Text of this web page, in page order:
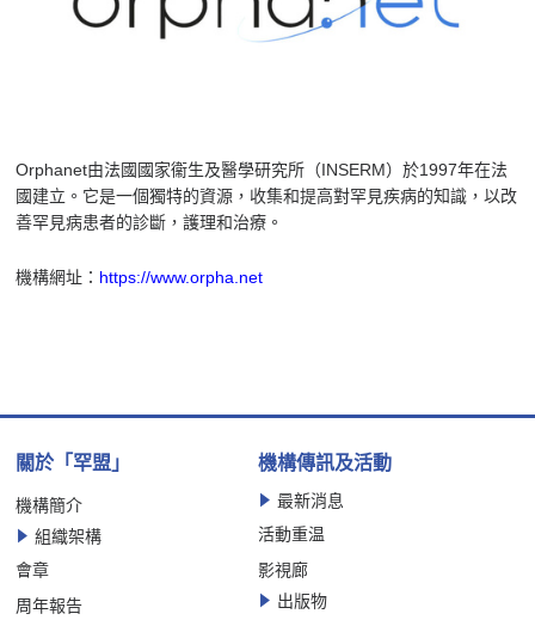
Orphanet由法國國家衞生及醫學研究所（INSERM）於1997年在法
國建立。它是一個獨特的資源，收集和提高對罕見疾病的知識，以改
善罕見病患者的診斷，護理和治療。
機構網址： https://www.orpha.net
關於「罕盟」
機構簡介
組織架構
會章
周年報告
機構傳訊及活動
最新消息
活動重温
影視廊
出版物